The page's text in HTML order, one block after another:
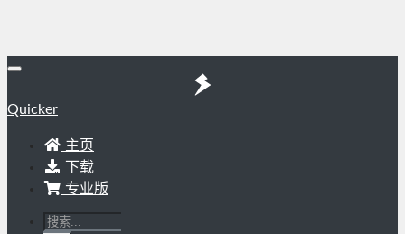
Quicker
主页
下载
专业版